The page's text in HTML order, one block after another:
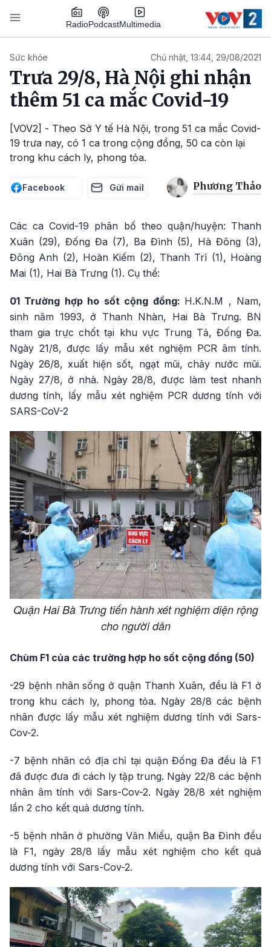
Nhảy đến nội dung
RadioPodcastMultimedia
Sức khỏe Chủ nhật, 13:44, 29/08/2021
Trưa 29/8, Hà Nội ghi nhận
thêm 51 ca mắc Covid-19
[VOV2] - Theo Sở Y tế Hà Nội, trong 51 ca mắc Covid-
19 trưa nay, có 1 ca trong cộng đồng, 50 ca còn lại
trong khu cách ly, phong tỏa.
Facebook Gửi mail Phương Thảo
Các ca Covid-19 phân bố theo quận/huyện: Thanh
Xuân (29), Đống Đa (7), Ba Đình (5), Hà Đông (3),
Đông Anh (2), Hoàn Kiếm (2), Thanh Trì (1), Hoàng
Mai (1), Hai Bà Trưng (1). Cụ thể:
01 Trường hợp ho sốt cộng đồng: H.K.N.M , Nam,
sinh năm 1993, ở Thanh Nhàn, Hai Bà Trưng. BN
tham gia trực chốt tại khu vực Trung Tả, Đống Đa.
Ngày 21/8, được lấy mẫu xét nghiệm PCR âm tính.
Ngày 26/8, xuất hiện sốt, ngạt mũi, chảy nước mũi.
Ngày 27/8, ở nhà. Ngày 28/8, được làm test nhanh
dương tính, lấy mẫu xét nghiệm PCR dương tính với
SARS-CoV-2
Quận Hai Bà Trưng tiến hành xét nghiệm diện rộng
cho người dân
Chùm F1 của các trường hợp ho sốt cộng đồng (50)
-29 bệnh nhân sống ở quận Thanh Xuân, đều là F1 ở
trong khu cách ly, phong tỏa. Ngày 28/8 các bệnh
nhân được lấy mẫu xét nghiệm dương tính với Sars-
Cov-2.
-7 bệnh nhân có địa chỉ tại quận Đống Đa đều là F1
đã được đưa đi cách ly tập trung. Ngày 22/8 các bệnh
nhân âm tính với Sars-Cov-2. Ngày 28/8 xét nghiệm
lần 2 cho kết quả dương tính.
-5 bệnh nhân ở phường Văn Miếu, quận Ba Đình đều
là F1, ngày 28/8 lấy mẫu xét nghiệm cho kết quả
dương tính với Sars-Cov-2.